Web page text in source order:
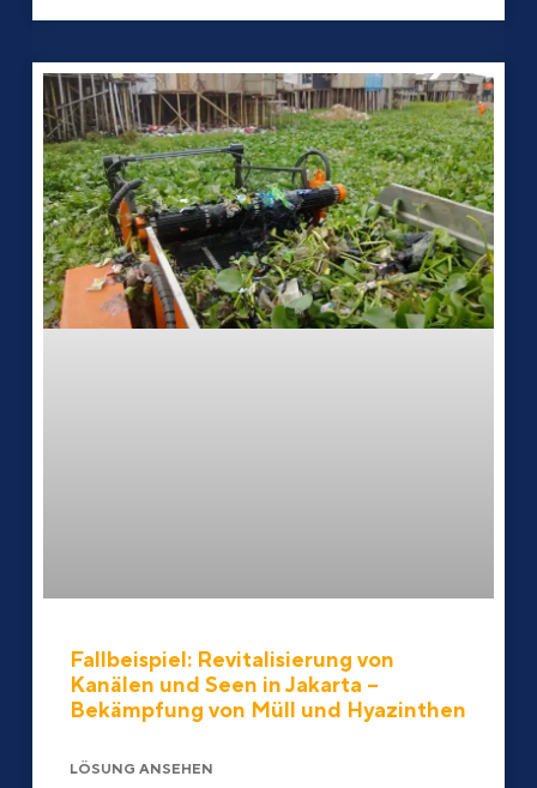
Fallbeispiel: Revitalisierung von
Kanälen und Seen in Jakarta –
Bekämpfung von Müll und Hyazinthen
LÖSUNG ANSEHEN